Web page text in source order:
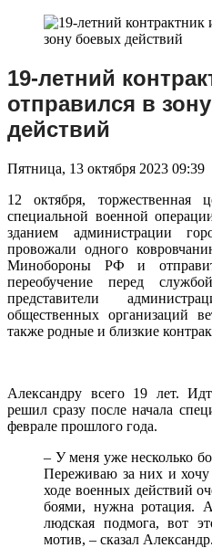
19-летний
отправился в
действий
Пятница, 13 октября 2023 09:39
12 октября, торжественная
специальной военной
зданием администрации
провожали одного
Минобороны РФ и
переобучение перед
представители
общественных организаций
также родные и близкие
Александру всего 19 лет.
решил сразу после начала
феврале прошлого года.
– У меня уже несколько
Переживаю за них и
ходе военных действий
боями, нужна ротация.
людская подмога, вот
мотив, – сказал Александр.